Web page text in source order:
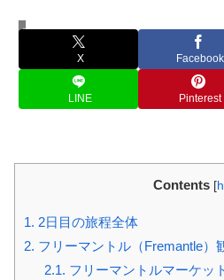
オーストラリア
X Facebook
LINE Pinterest
Contents [
1. 2日目の旅程全体
2. フリーマントル（Fremantle）
2.1. フリーマントルマーケッ